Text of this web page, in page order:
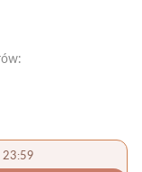
23:59